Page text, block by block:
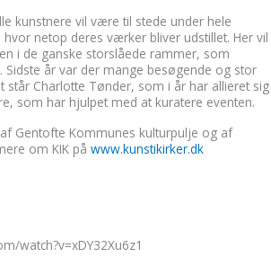
kunstnere vil være til stede under hele
netop deres værker bliver udstillet. Her vil
i de ganske storslåede rammer, som
år var der mange besøgende og stor
står Charlotte Tønder, som i år har allieret sig
som har hjulpet med at kuratere eventen.
Gentofte Kommunes kulturpulje og af
om KIK på www.kunstikirker.dk
watch?v=xDY32Xu6z1